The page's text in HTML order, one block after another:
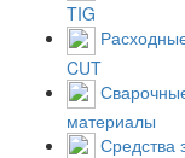
TIG
CUT
материалы
Средства